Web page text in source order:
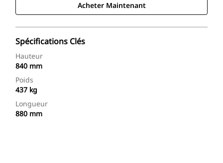
Acheter Maintenant
Spécifications Clés
Hauteur
840 mm
Poids
437 kg
Longueur
880 mm